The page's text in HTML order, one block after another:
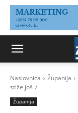
Naslovnica Županija
stiže još 7
Županija